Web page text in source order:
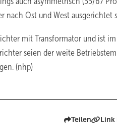
nach Ost und West ausgerichtet
mit Transformator und ist
seien der weite
(nhp)
Teilen Link